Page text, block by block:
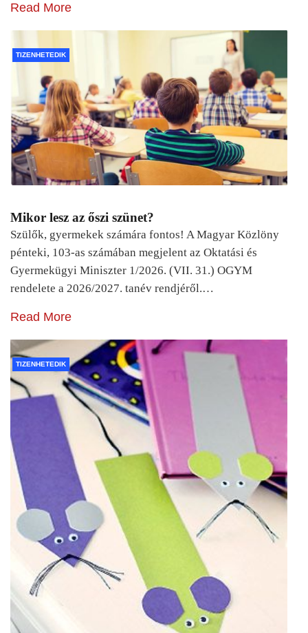
Read More
TIZENHETEDIK
Mikor lesz az őszi szünet?
Szülők, gyermekek számára fontos! A Magyar Közlöny
pénteki, 103-as számában megjelent az Oktatási és
Gyermekügyi Miniszter 1/2026. (VII. 31.) OGYM
rendelete a 2026/2027. tanév rendjéről.…
Read More
TIZENHETEDIK